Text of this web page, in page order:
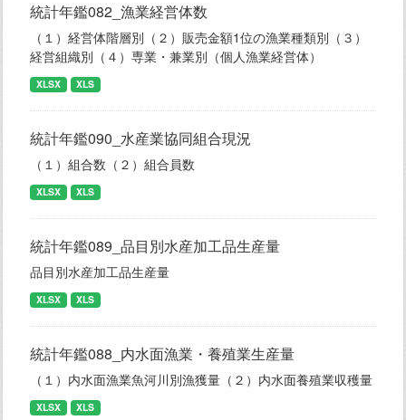
統計年鑑082_漁業経営体数
（１）経営体階層別（２）販売金額1位の漁業種類別（３）
経営組織別（４）専業・兼業別（個人漁業経営体）
XLSX XLS
統計年鑑090_水産業協同組合現況
（１）組合数（２）組合員数
XLSX XLS
統計年鑑089_品目別水産加工品生産量
品目別水産加工品生産量
XLSX XLS
統計年鑑088_内水面漁業・養殖業生産量
（１）内水面漁業魚河川別漁獲量（２）内水面養殖業収穫量
XLSX XLS